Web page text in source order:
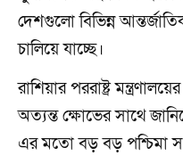
দেশগুলো বিভিন্ন
চালিয়ে যাচ্ছে।
রাশিয়ার পররাষ্ট্র
অত্যন্ত ক্ষোভের সাথে
এর মতো বড় বড় পশ্চিমা